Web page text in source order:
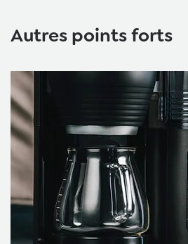
Autres points forts